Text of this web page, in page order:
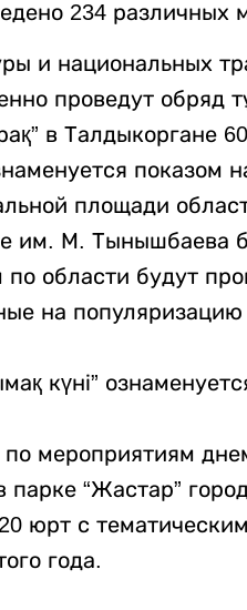
234 различных
и национальных
проведут обряд
в Талдыкоргане
площади
им. М. Тынышбаева
по области будут
на
күні”
мероприятиям
парке “Жастар”
юрт с
года.